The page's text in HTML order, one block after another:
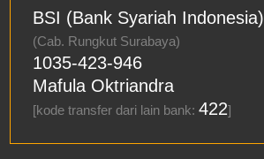
BSI (Bank Syariah Indonesia)
(Cab. Rungkut Surabaya)
1035-423-946
Mafula Oktriandra
[kode transfer dari lain bank:422]